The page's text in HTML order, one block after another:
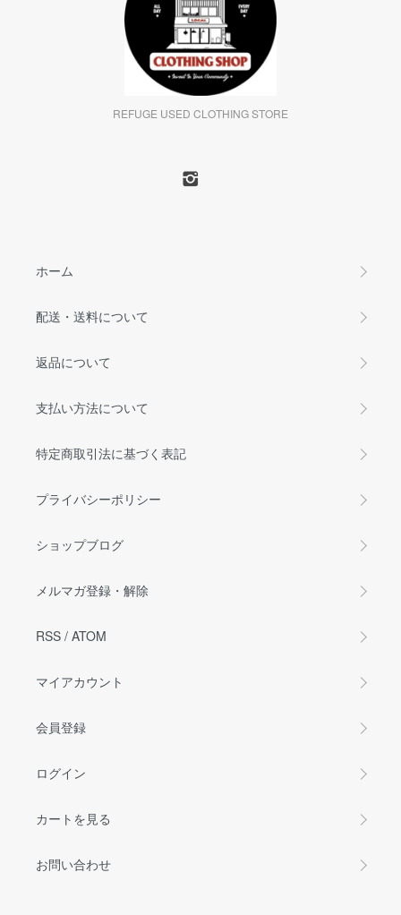
REFUGE USED CLOTHING STORE
ホーム
配送・送料について
返品について
支払い方法について
特定商取引法に基づく表記
プライバシーポリシー
ショップブログ
メルマガ登録・解除
RSS / ATOM
マイアカウント
会員登録
ログイン
カートを見る
お問い合わせ